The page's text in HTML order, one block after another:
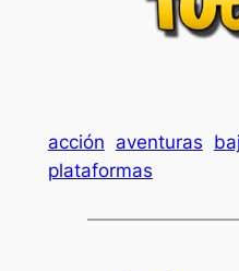
acción aventuras
plataformas